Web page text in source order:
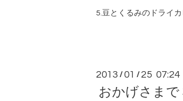
5.豆とくるみのドライ
2013 / 01 / 25 07:24
おかげさまで